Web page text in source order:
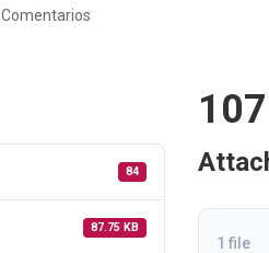
84
87.75 KB
1 file